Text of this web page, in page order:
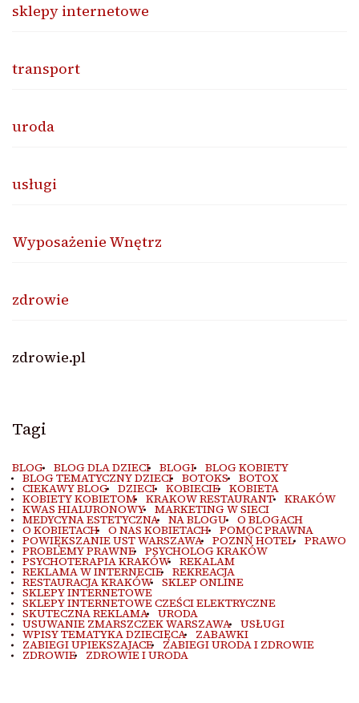
sklepy internetowe
transport
uroda
usługi
Wyposażenie Wnętrz
zdrowie
zdrowie.pl
Tagi
BLOG BLOG DLA DZIECI BLOGI BLOG KOBIETY
BLOG TEMATYCZNY DZIECI BOTOKS BOTOX
CIEKAWY BLOG DZIECI KOBIECIE KOBIETA
KOBIETY KOBIETOM KRAKOW RESTAURANT KRAKÓW
KWAS HIALURONOWY MARKETING W SIECI
MEDYCYNA ESTETYCZNA NA BLOGU O BLOGACH
O KOBIETACH O NAS KOBIETACH POMOC PRAWNA
POWIĘKSZANIE UST WARSZAWA POZNŃ HOTEL PRAWO
PROBLEMY PRAWNE PSYCHOLOG KRAKÓW
PSYCHOTERAPIA KRAKÓW REKALAM
REKLAMA W INTERNECIE REKREACJA
RESTAURACJA KRAKÓW SKLEP ONLINE
SKLEPY INTERNETOWE
SKLEPY INTERNETOWE CZEŚCI ELEKTRYCZNE
SKUTECZNA REKLAMA URODA
USUWANIE ZMARSZCZEK WARSZAWA USŁUGI
WPISY TEMATYKA DZIECIĘCA ZABAWKI
ZABIEGI UPIEKSZAJACE ZABIEGI URODA I ZDROWIE
ZDROWIE ZDROWIE I URODA